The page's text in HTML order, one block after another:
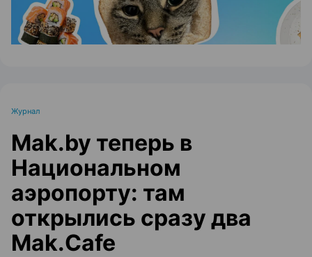
Журнал
Mak.by теперь в
Национальном
аэропорту: там
открылись сразу два
Mak.Cafe